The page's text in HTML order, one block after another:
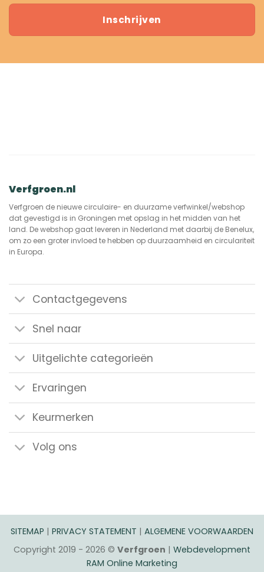
Inschrijven
Verfgroen.nl
Verfgroen de nieuwe circulaire- en duurzame verfwinkel/webshop
dat gevestigd is in Groningen met opslag in het midden van het
land. De webshop gaat leveren in Nederland met daarbij de Benelux,
om zo een groter invloed te hebben op duurzaamheid en circulariteit
in Europa.
Contactgegevens
Snel naar
Uitgelichte categorieën
Ervaringen
Keurmerken
Volg ons
SITEMAP | PRIVACY STATEMENT | ALGEMENE VOORWAARDEN
Copyright 2019 - 2026 © Verfgroen | Webdevelopment
RAM Online Marketing